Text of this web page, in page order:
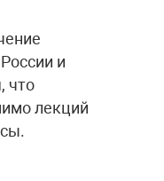
и
что
лекций